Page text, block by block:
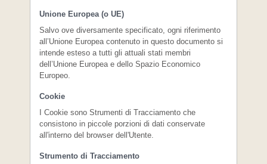
Unione Europea (o UE)
Salvo ove diversamente specificato, ogni riferimento
all’Unione Europea contenuto in questo documento si
intende esteso a tutti gli attuali stati membri
dell’Unione Europea e dello Spazio Economico
Europeo.
Cookie
I Cookie sono Strumenti di Tracciamento che
consistono in piccole porzioni di dati conservate
all'interno del browser dell'Utente.
Strumento di Tracciamento